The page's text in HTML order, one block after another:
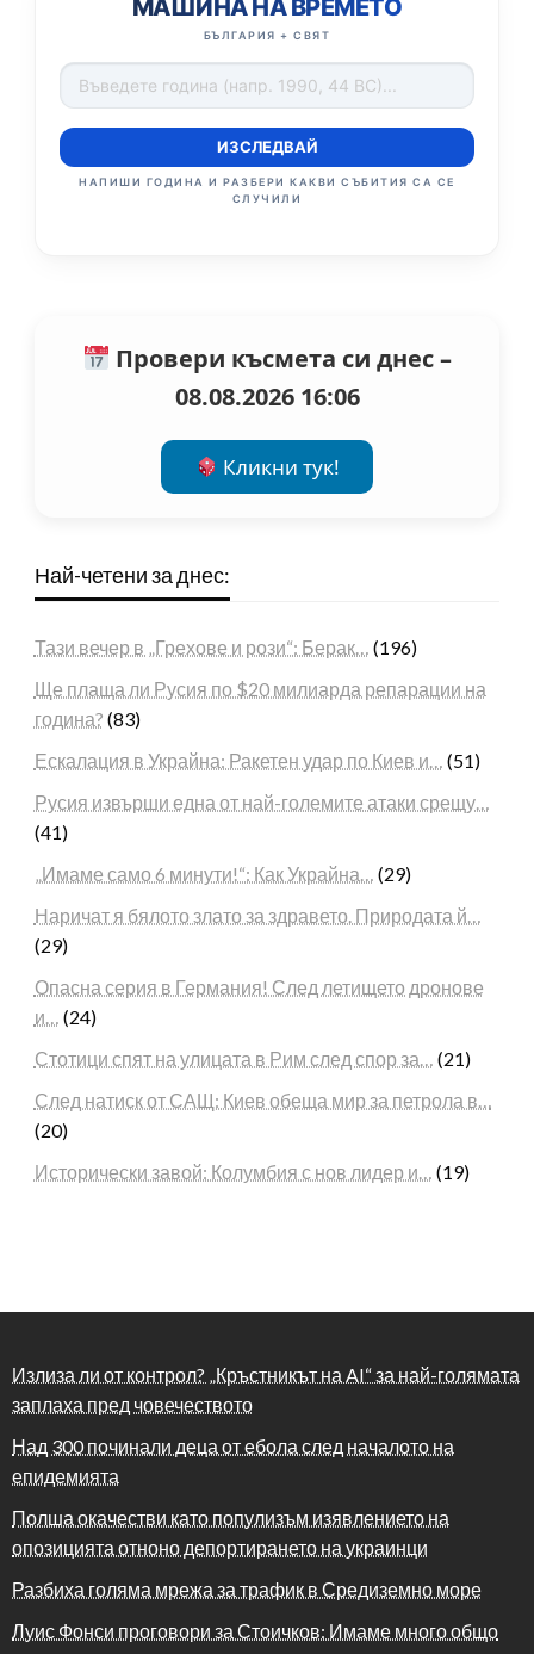
МАШИНА НА ВРЕМЕТО
БЪЛГАРИЯ + СВЯТ
ИЗСЛЕДВАЙ
НАПИШИ ГОДИНА И РАЗБЕРИ КАКВИ СЪБИТИЯ СА СЕ
СЛУЧИЛИ
Провери късмета си днес –
08.08.2026 16:06
Кликни тук!
Най-четени за днес:
Тази вечер в „Грехове и рози“: Берак… (196)
Ще плаща ли Русия по $20 милиарда репарации на
година? (83)
Ескалация в Украйна: Ракетен удар по Киев и… (51)
Русия извърши една от най-големите атаки срещу…
(41)
„Имаме само 6 минути!“: Как Украйна… (29)
Наричат я бялото злато за здравето. Природата й…
(29)
Опасна серия в Германия! След летището дронове
и… (24)
Стотици спят на улицата в Рим след спор за… (21)
След натиск от САЩ: Киев обеща мир за петрола в…
(20)
Исторически завой: Колумбия с нов лидер и… (19)
Излиза ли от контрол? „Кръстникът на AI“ за най-голямата
заплаха пред човечеството
Над 300 починали деца от ебола след началото на
епидемията
Полша окачестви като популизъм изявлението на
опозицията отноно депортирането на украинци
Разбиха голяма мрежа за трафик в Средиземно море
Луис Фонси проговори за Стоичков: Имаме много общо